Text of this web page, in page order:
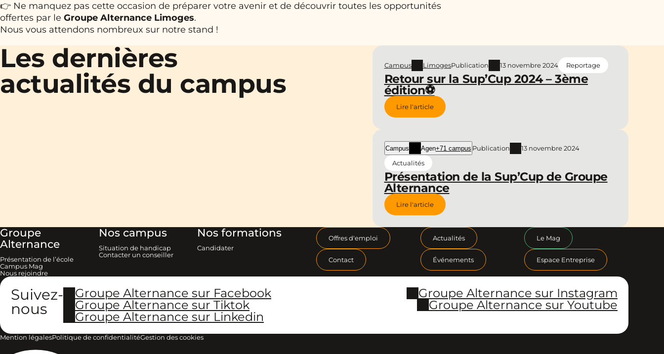
👉 Ne manquez pas cette occasion de préparer votre avenir et de découvrir toutes les opportunités
offertes par le Groupe Alternance Limoges.
Nous vous attendons nombreux sur notre stand !
Les dernières
actualités du campus
Retour sur la Sup’Cup 2024 – 3ème
édition⚽
Campus LimogesPublication 13 novembre 2024 Reportage
Lire l'article
Présentation de la Sup’Cup de Groupe
Alternance
Campus Agen+71 campus Publication
13 novembre 2024
Actualités
Lire l'article
Groupe
Alternance
Présentation de l’école
Campus Mag
Nous rejoindre
Nos campus
Situation de handicap
Contacter un conseiller
Nos formations
Candidater
Offres d'emploi Actualités Le Mag
Contact Événements Espace Entreprise
Suivez-
nous
Groupe Alternance sur Facebook
Groupe Alternance sur Instagram
Groupe Alternance sur Tiktok
Groupe Alternance sur Youtube
Groupe Alternance sur Linkedin
Mention légalesPolitique de confidentialitéGestion des cookies